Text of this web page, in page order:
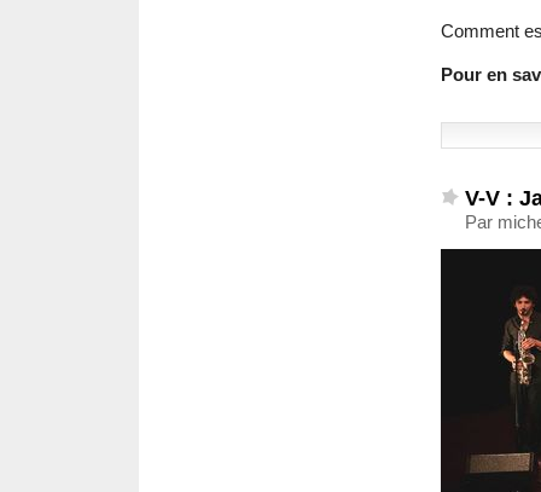
Comment
Pour en
V-V :
Par